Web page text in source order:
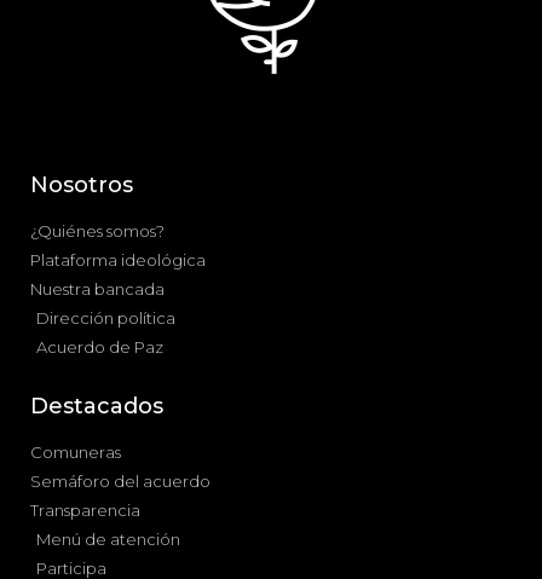
Nosotros
¿Quiénes somos?
Plataforma ideológica
Nuestra bancada
Dirección política
Acuerdo de Paz
Destacados
Comuneras
Semáforo del acuerdo
Transparencia
Menú de atención
Participa